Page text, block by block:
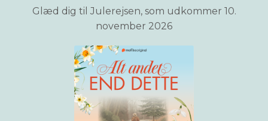
Glæd dig til Julerejsen, som udkommer 10.
november 2026